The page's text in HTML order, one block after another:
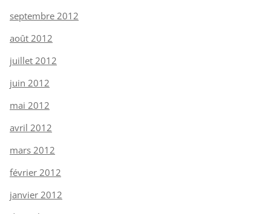
septembre 2012
août 2012
juillet 2012
juin 2012
mai 2012
avril 2012
mars 2012
février 2012
janvier 2012